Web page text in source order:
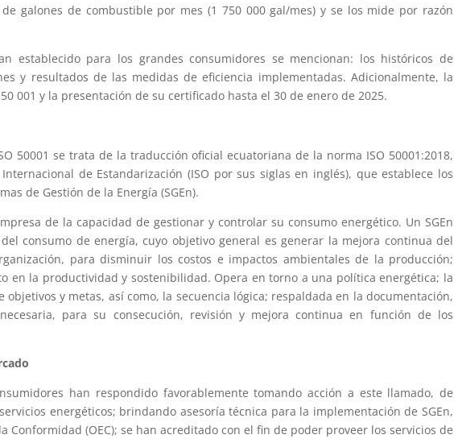
galones de combustible por mes (1 750 000 gal/mes) y se los mide por razón
establecido para los grandes consumidores se mencionan: los históricos de
y resultados de las medidas de eficiencia implementadas. Adicionalmente, la
001 y la presentación de su certificado hasta el 30 de enero de 2025.
50001 se trata de la traducción oficial ecuatoriana de la norma ISO 50001:2018,
de Estandarización (ISO por sus siglas en inglés), que establece los
de Gestión de la Energía (SGEn).
de la capacidad de gestionar y controlar su consumo energético. Un SGEn
consumo de energía, cuyo objetivo general es generar la mejora continua del
para disminuir los costos e impactos ambientales de la producción;
en la productividad y sostenibilidad. Opera en torno a una política energética; la
y metas, así como, la secuencia lógica; respaldada en la documentación,
para su consecución, revisión y mejora continua en función de los
han respondido favorablemente tomando acción a este llamado, de
energéticos; brindando asesoría técnica para la implementación de SGEn,
Conformidad (OEC); se han acreditado con el fin de poder proveer los servicios de